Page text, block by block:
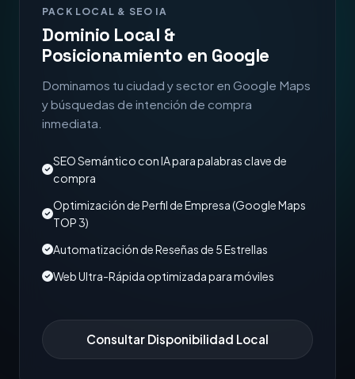
PACK LOCAL & SEO IA
Dominio Local &
Posicionamiento en Google
Dominamos tu ciudad y sector en Google Maps
y búsquedas de intención de compra
inmediata.
SEO Semántico con IA para palabras clave de
compra
Optimización de Perfil de Empresa (Google Maps
TOP 3)
Automatización de Reseñas de 5 Estrellas
Web Ultra-Rápida optimizada para móviles
Consultar Disponibilidad Local